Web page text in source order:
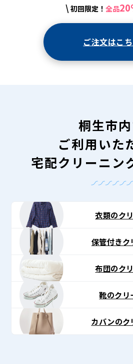
\ 初回限定！ 全品
ご注文はこ
桐生市
ご利用いた
宅配クリーニン
衣類のク
保管付きク
布団のク
靴のクリ
カバンのク